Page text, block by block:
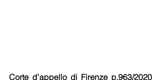
Corte d’appello di Firenze p.963/2020